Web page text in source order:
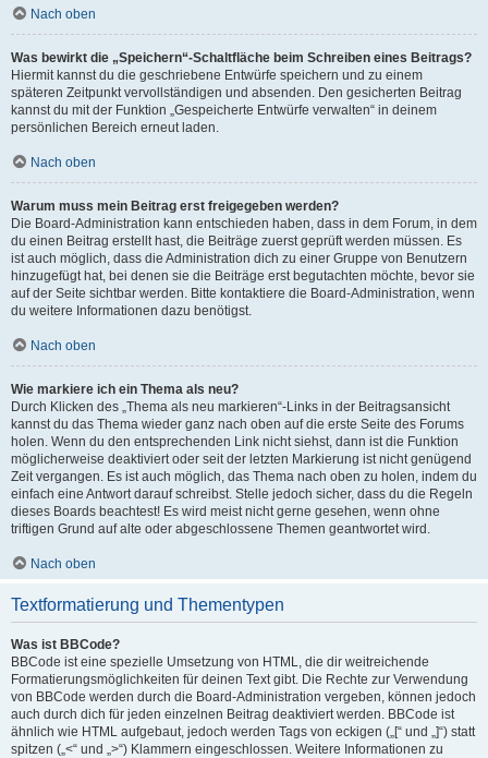
Nach oben
Was bewirkt die „Speichern“-Schaltfläche beim Schreiben eines Beitrags?
Hiermit kannst du die geschriebene Entwürfe speichern und zu einem
späteren Zeitpunkt vervollständigen und absenden. Den gesicherten Beitrag
kannst du mit der Funktion „Gespeicherte Entwürfe verwalten“ in deinem
persönlichen Bereich erneut laden.
Nach oben
Warum muss mein Beitrag erst freigegeben werden?
Die Board-Administration kann entschieden haben, dass in dem Forum, in dem
du einen Beitrag erstellt hast, die Beiträge zuerst geprüft werden müssen. Es
ist auch möglich, dass die Administration dich zu einer Gruppe von Benutzern
hinzugefügt hat, bei denen sie die Beiträge erst begutachten möchte, bevor sie
auf der Seite sichtbar werden. Bitte kontaktiere die Board-Administration, wenn
du weitere Informationen dazu benötigst.
Nach oben
Wie markiere ich ein Thema als neu?
Durch Klicken des „Thema als neu markieren“-Links in der Beitragsansicht
kannst du das Thema wieder ganz nach oben auf die erste Seite des Forums
holen. Wenn du den entsprechenden Link nicht siehst, dann ist die Funktion
möglicherweise deaktiviert oder seit der letzten Markierung ist nicht genügend
Zeit vergangen. Es ist auch möglich, das Thema nach oben zu holen, indem du
einfach eine Antwort darauf schreibst. Stelle jedoch sicher, dass du die Regeln
dieses Boards beachtest! Es wird meist nicht gerne gesehen, wenn ohne
triftigen Grund auf alte oder abgeschlossene Themen geantwortet wird.
Nach oben
Textformatierung und Thementypen
Was ist BBCode?
BBCode ist eine spezielle Umsetzung von HTML, die dir weitreichende
Formatierungsmöglichkeiten für deinen Text gibt. Die Rechte zur Verwendung
von BBCode werden durch die Board-Administration vergeben, können jedoch
auch durch dich für jeden einzelnen Beitrag deaktiviert werden. BBCode ist
ähnlich wie HTML aufgebaut, jedoch werden Tags von eckigen („[“ und „]“) statt
spitzen („<“ und „>“) Klammern eingeschlossen. Weitere Informationen zu